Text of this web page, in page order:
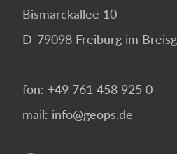
Bismarckallee 10
D-79098 Freiburg im
fon: +49 761 458 925 0
mail: info@geops.de